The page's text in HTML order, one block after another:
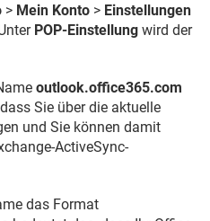
> Mein Konto > Einstellungen
POP-Einstellung wird der
outlook.office365.com
Sie über die aktuelle
und Sie können damit
ActiveSync-
das Format